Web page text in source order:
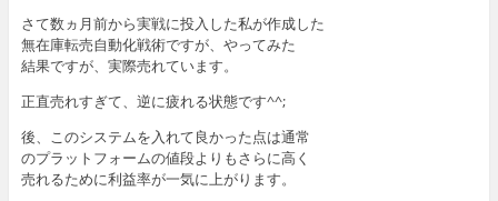
さて数ヵ月前から実戦に投入した私が作成した
無在庫転売自動化戦術ですが、やってみた
結果ですが、実際売れています。
正直売れすぎて、逆に疲れる状態です^^;
後、このシステムを入れて良かった点は通常
のプラットフォームの値段よりもさらに高く
売れるために利益率が一気に上がります。